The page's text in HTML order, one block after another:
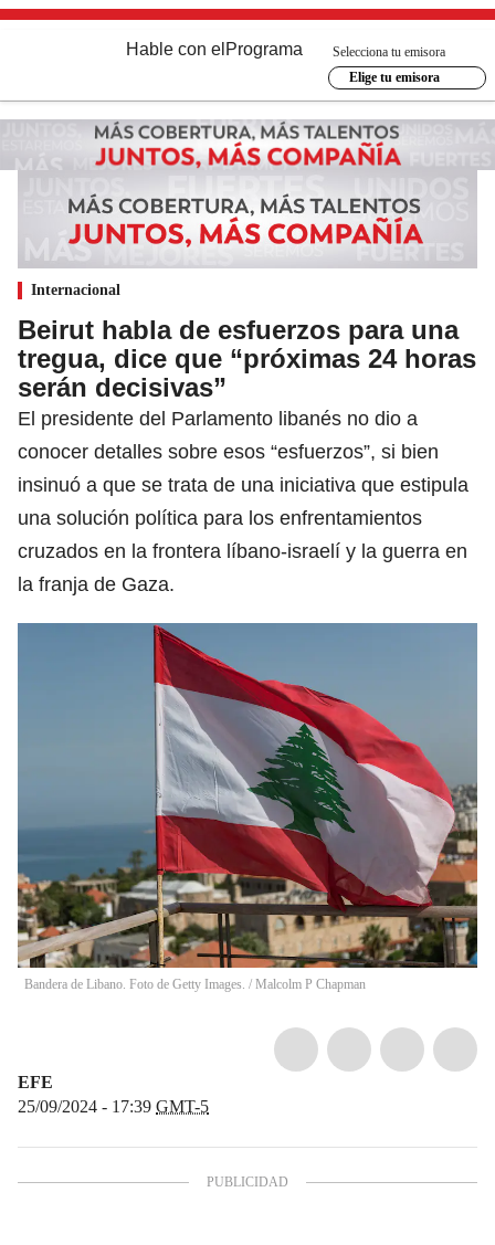
Hable con el Programa
Selecciona tu emisora
Elige tu emisora
Internacional
Beirut habla de esfuerzos para una
tregua, dice que “próximas 24 horas
serán decisivas”
El presidente del Parlamento libanés no dio a
conocer detalles sobre esos “esfuerzos”, si bien
insinuó a que se trata de una iniciativa que estipula
una solución política para los enfrentamientos
cruzados en la frontera líbano-israelí y la guerra en
la franja de Gaza.
Bandera de Libano. Foto de Getty Images. / Malcolm P Chapman
EFE
25/09/2024 - 17:39 GMT-5